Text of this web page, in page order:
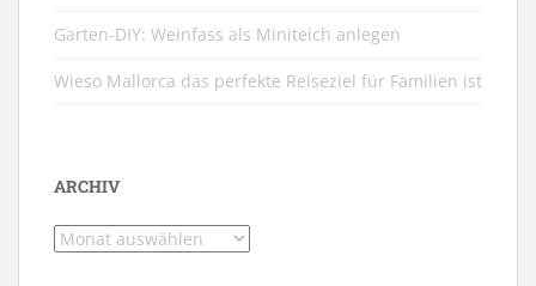
Garten-DIY: Weinfass als Miniteich anlegen
Wieso Mallorca das perfekte Reiseziel für Familien ist
ARCHIV
Archiv